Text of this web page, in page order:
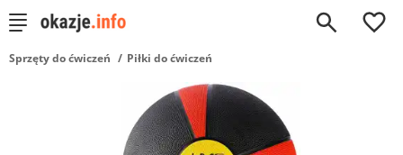
0
Sprzęty do ćwiczeń Piłki do ćwiczeń